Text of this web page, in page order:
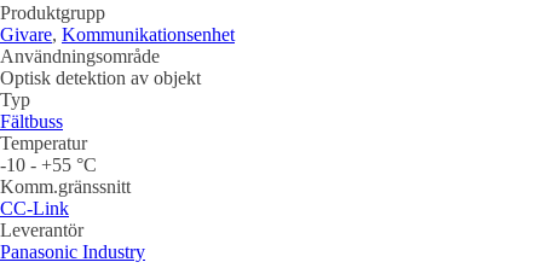
Övrigt
KablageESD / Antistatutrustning
Produktgrupp
Givare, Kommunikationsenhet
Användningsområde
Optisk detektion av objekt
Typ
Fältbuss
Temperatur
-10 - +55 °C
Komm.gränssnitt
CC-Link
Leverantör
Panasonic Industry